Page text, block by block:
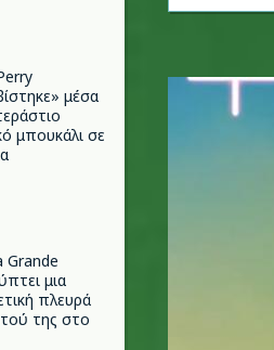
μέσα
μπουκάλι σε
Grande
μια
πλευρά
της στο